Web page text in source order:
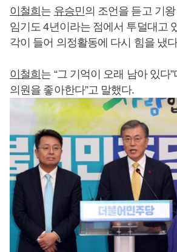
이철희 는 유승민의 조언을 듣고 기
임기도 4년이라는 점에서 투덜대고
각이 들어 의정활동에 다시 힘을 냈
이철희 는 “그 기억이 오래 남아 있다”
의원을 좋아한다”고 말했다.